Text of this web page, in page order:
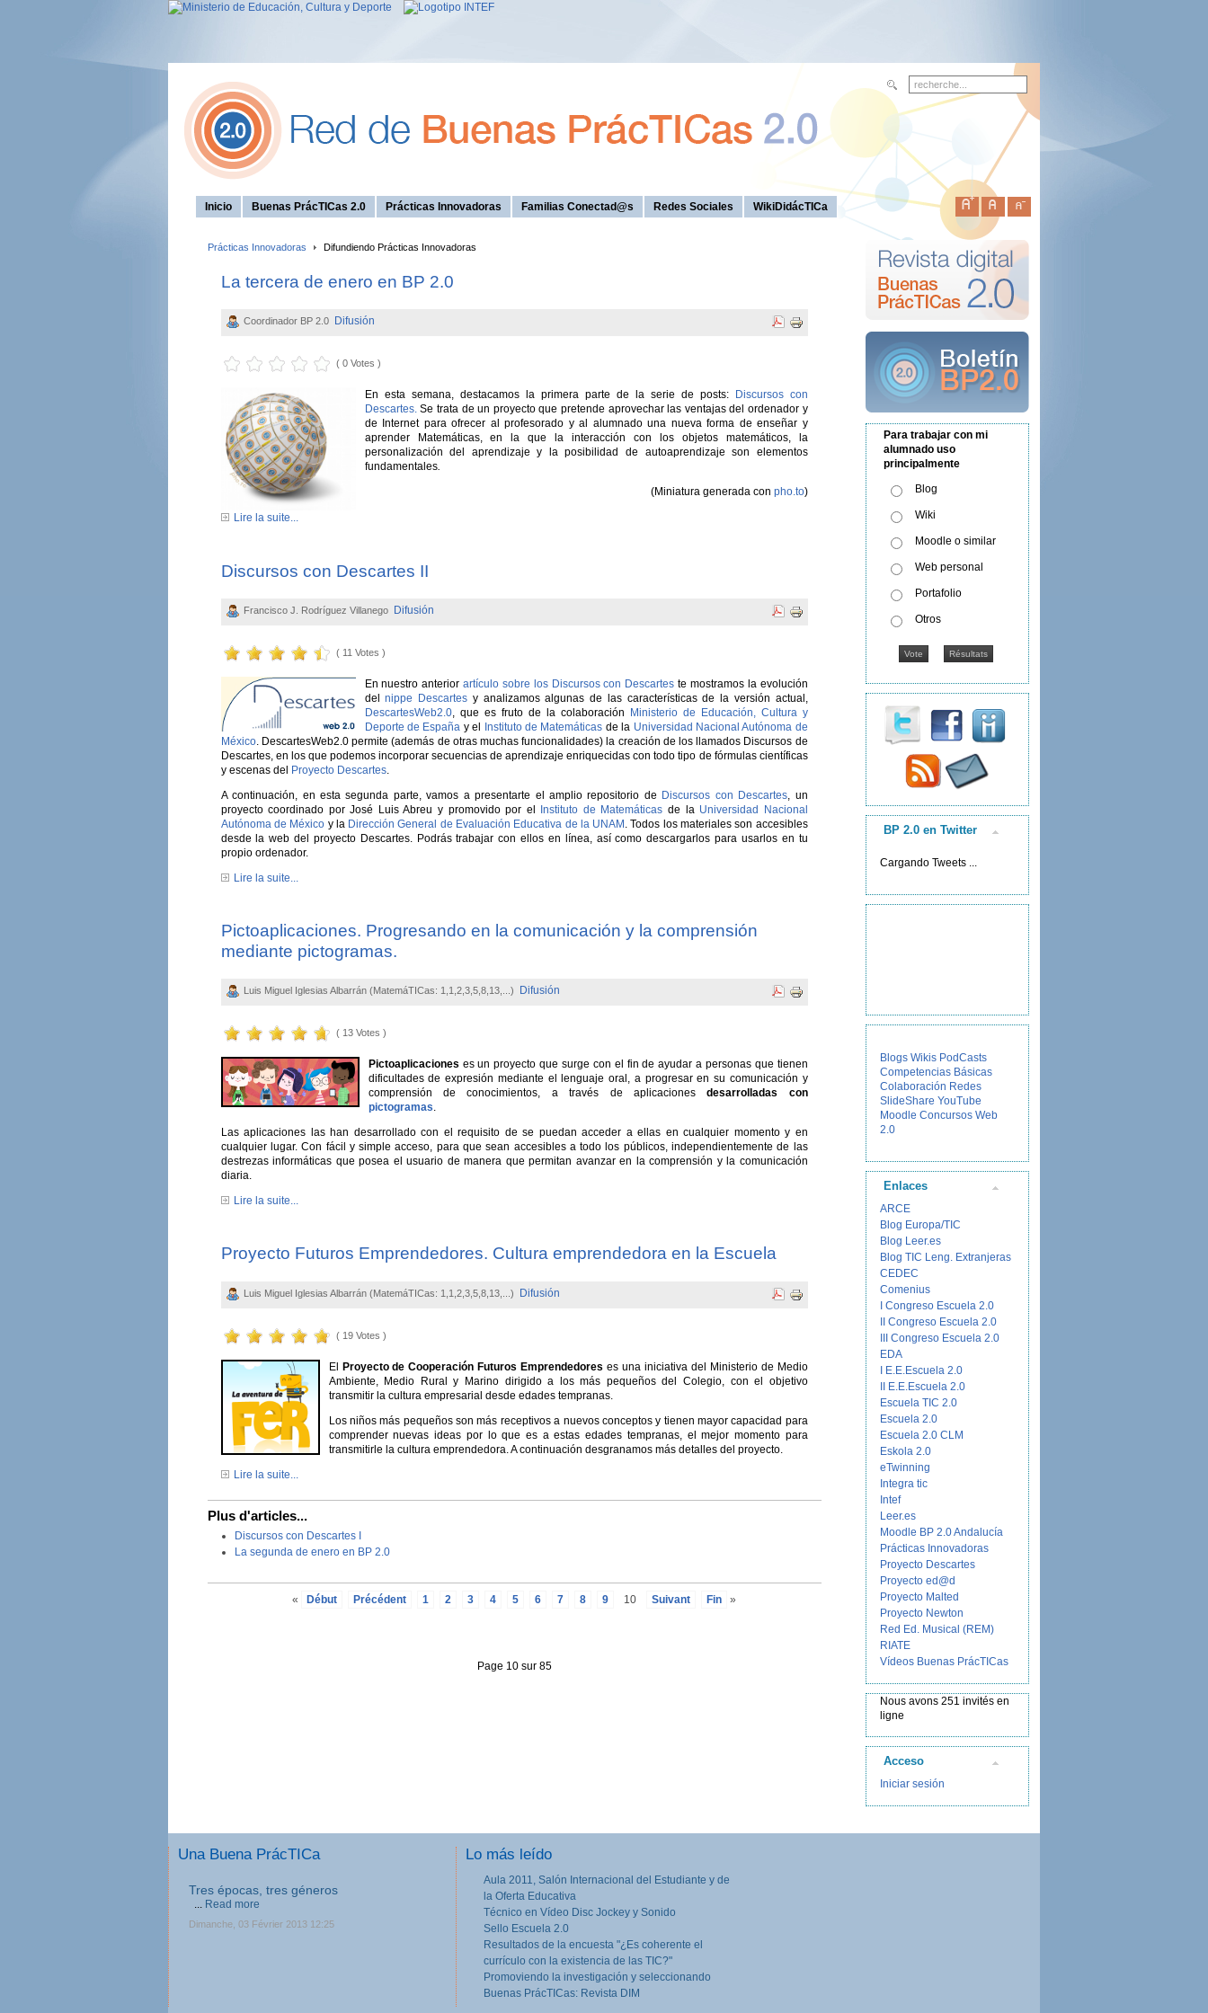
Inicio Buenas PrácTICas 2.0 Prácticas Innovadoras Familias Conectad@s Redes Sociales WikiDidácTICa
Prácticas Innovadoras Difundiendo Prácticas Innovadoras
La tercera de enero en BP 2.0
Coordinador BP 2.0 Difusión
( 0 Votes )
En esta semana, destacamos la primera parte de la serie de posts:
Discursos con
Descartes.Se trata de un proyecto que pretende aprovechar las ventajas del ordenador y
de Internet para ofrecer al profesorado y al alumnado una nueva forma de enseñar y
aprender Matemáticas, en la que la interacción con los objetos matemáticos, la
personalización del aprendizaje y la posibilidad de autoaprendizaje son elementos
fundamentales.
(Miniatura generada con pho.to)
Lire la suite...
Discursos con Descartes II
Francisco J. Rodríguez Villanego Difusión
( 11 Votes )
En nuestro anteriorartículo sobre los Discursos con Descartes te mostramos la evolución
delnippe Descartes y analizamos algunas de las características de la versión actual,
DescartesWeb2.0, que es fruto de la colaboración Ministerio de Educación, Cultura y
Deporte de España y el Instituto de Matemáticas de la Universidad Nacional Autónoma de
México. DescartesWeb2.0 permite (además de otras muchas funcionalidades) la creación de los llamados Discursos de
Descartes, en los que podemos incorporar secuencias de aprendizaje enriquecidas con todo tipo de fórmulas científicas
y escenas del Proyecto Descartes.
A continuación, en esta segunda parte, vamos a presentarte el amplio repositorio de Discursos con Descartes , un
proyecto coordinado por José Luis Abreu y promovido por el Instituto de Matemáticas de la Universidad Nacional
Autónoma de México y la Dirección General de Evaluación Educativa de la UNAM . Todos los materiales son accesibles
desde la web del proyecto Descartes. Podrás trabajar con ellos en línea, así como descargarlos para usarlos en tu
propio ordenador.
Lire la suite...
Pictoaplicaciones. Progresando en la comunicación y la comprensión
mediante pictogramas.
Luis Miguel Iglesias Albarrán (MatemáTICas: 1,1,2,3,5,8,13,...) Difusión
( 13 Votes )
Pictoaplicaciones es un proyecto que surge con el fin de ayudar a personas que tienen
dificultades de expresión mediante el lenguaje oral, a progresar en su comunicación y
comprensión de conocimientos, a través de aplicacionesdesarrolladas con
pictogramas.
Las aplicaciones las han desarrollado con el requisito de se puedan acceder a ellas en cualquier momento y en
cualquier lugar. Con fácil y simple acceso, para que sean accesibles a todo los públicos, independientemente de las
destrezas informáticas que posea el usuario de manera que permitan avanzar en la comprensión y la comunicación
diaria.
Lire la suite...
Proyecto Futuros Emprendedores. Cultura emprendedora en la Escuela
Luis Miguel Iglesias Albarrán (MatemáTICas: 1,1,2,3,5,8,13,...) Difusión
( 19 Votes )
El Proyecto de Cooperación Futuros Emprendedoreses una iniciativa del Ministerio de Medio
Ambiente, Medio Rural y Marino dirigido a los más pequeños del Colegio, con el objetivo
transmitir la cultura empresarial desde edades tempranas.
Los niños más pequeños son más receptivos a nuevos conceptos y tienen mayor capacidad para
comprender nuevas ideas por lo que es a estas edades tempranas, el mejor momento para
transmitirle la cultura emprendedora. A continuación desgranamos más detalles del proyecto.
Lire la suite...
Plus d'articles...
Discursos con Descartes I
La segunda de enero en BP 2.0
« Début Précédent 1 2 3 4 5 6 7 8 9 10 Suivant Fin »
Page 10 sur 85
Para trabajar con mi
alumnado uso
principalmente
Blog
Wiki
Moodle o similar
Web personal
Portafolio
Otros
BP 2.0 en Twitter
Cargando Tweets ...
Blogs Wikis PodCasts
Competencias Básicas
Colaboración Redes
SlideShare YouTube
Moodle Concursos Web
2.0
Enlaces
ARCE
Blog Europa/TIC
Blog Leer.es
Blog TIC Leng. Extranjeras
CEDEC
Comenius
I Congreso Escuela 2.0
II Congreso Escuela 2.0
III Congreso Escuela 2.0
EDA
I E.E.Escuela 2.0
II E.E.Escuela 2.0
Escuela TIC 2.0
Escuela 2.0
Escuela 2.0 CLM
Eskola 2.0
eTwinning
Integra tic
Intef
Leer.es
Moodle BP 2.0 Andalucía
Prácticas Innovadoras
Proyecto Descartes
Proyecto ed@d
Proyecto Malted
Proyecto Newton
Red Ed. Musical (REM)
RIATE
Vídeos Buenas PrácTICas
Nous avons 251 invités en
ligne
Acceso
Iniciar sesión
Una Buena PrácTICa
Tres épocas, tres géneros
... Read more
Dimanche, 03 Février 2013 12:25
Lo más leído
Aula 2011, Salón Internacional del Estudiante y de
la Oferta Educativa
Técnico en Vídeo Disc Jockey y Sonido
Sello Escuela 2.0
Resultados de la encuesta "¿Es coherente el
currículo con la existencia de las TIC?"
Promoviendo la investigación y seleccionando
Buenas PrácTICas: Revista DIM